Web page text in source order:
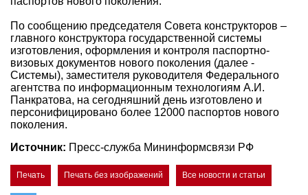
По сообщению председателя Совета конструкторов –
главного конструктора государственной системы
изготовления, оформления и контроля паспортно-
визовых документов нового поколения (далее -
Системы), заместителя руководителя Федерального
агентства по информационным технологиям А.И.
Панкратова, на сегодняшний день изготовлено и
персонифицировано более 12000 паспортов нового
поколения.
Источник: Пресс-служба Мининформсвязи РФ
Печать Печать без изображений Все новости и статьи